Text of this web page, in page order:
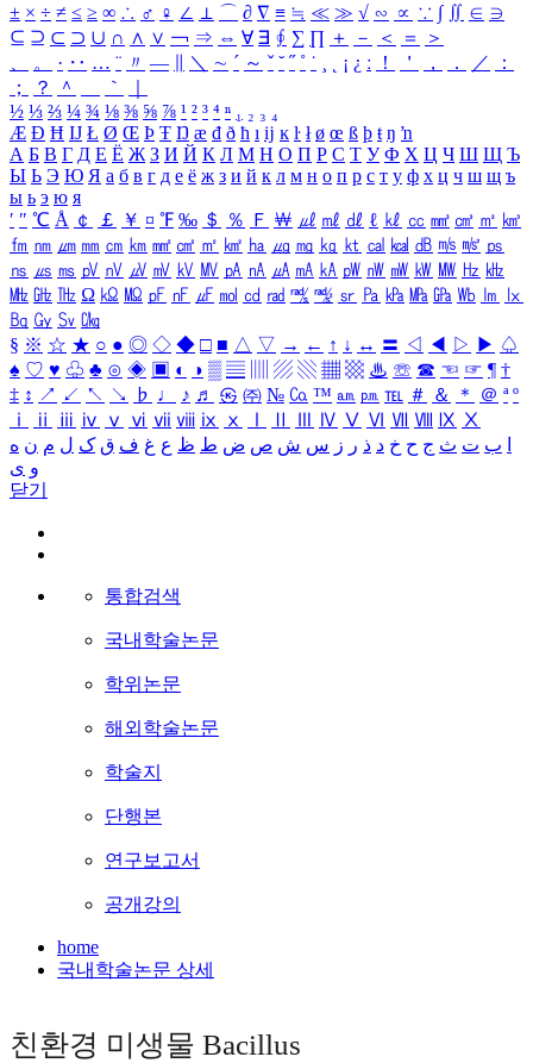
± × ÷ ≠ ≤ ≥ ∞ ∴ ♂ ♀ ∠ ⊥ ⌒ ∂ ∇ ≡ ≒ ≪ ≫ √ ∽ ∝ ∵ ∫ ∬ ∈ ∋
⊆ ⊇ ⊂ ⊃ ∪ ∩ ∧ ∨ ￢ ⇒ ⇔ ∀ ∃ ∮ ∑ ∏ ＋ － ＜ ＝
＞
、
。 · ‥ … ¨ 〃 ― ＼ ∼ ´ ～ ˇ ˘ ˝ ˚ ˙ ¸ ¡ ¿ ː ！ ＇ ， ． ／
：
；
？ ＾ ｀
½ ⅓ ⅔ ¼ ¾ ⅛ ⅜ ⅝ ⅞ ¹ ² ³ ⁴ ⁿ ₁ ₂ ₃ ₄
Æ Ð Ħ Ĳ Ł Ø Œ Þ Ŧ Ŋ æ đ ð ħ ı ĳ ĸ ŀ ł ø œ ß þ ŧ ŋ ŉ
А Б В Г Д Е Ё Ж З И Й К Л М Н О П Р С Т У Ф Х Ц Ч Ш Щ Ъ
Ы Ь Э Ю Я а б в г д е ё ж з и й к л м н о п р с т у ф х ц ч ш щ ъ
ы ь э ю я
′ ″ ℃ Å ￠ ￡ ￥ ¤ ℉ ‰ ＄ ％ Ｆ ￦ ㎕ ㎖ ㎗ ℓ ㎘ ㏄ ㎣ ㎤ ㎥ ㎦
㎙ ㎚ ㎛ ㎜ ㎝ ㎞ ㎟ ㎠ ㎡ ㎢ ㏊ ㎍ ㎎ ㎏ ㏏ ㎈ ㎉ ㏈ ㎧ ㎨ ㎰
㎱ ㎲ ㎳ ㎴ ㎵ ㎶ ㎷ ㎸ ㎹ ㎀ ㎁ ㎂ ㎃ ㎄ ㎺ ㎻ ㎽ ㎾ ㎿ ㎐ ㎑
㎒ ㎓ ㎔ Ω ㏀ ㏁ ㎊ ㎋ ㎌ ㏖ ㏅ ㎭ ㎮ ㎯ ㏛ ㎩ ㎪ ㎫ ㎬ ㏝ ㏐
㏓
㏃ ㏉ ㏜ ㏆
§ ※ ☆ ★ ○ ● ◎ ◇ ◆ □ ■ △ ▽ → ← ↑ ↓ ↔ 〓 ◁ ◀ ▷ ▶ ♤
♠ ♡ ♥ ♧ ♣ ⊙ ◈ ▣ ◐ ◑ ▒ ▤ ▨ ▧ ▦ ▩ ♨ ☏ ☎ ☜ ☞ ¶ †
‡ ↕ ↗ ↙ ↖ ↘ ♭ ♩ ♪ ♬ ㉿ ㈜ № ㏇ ™ ㏂ ㏘ ℡ ＃ ＆ ＊ ＠ ª º
ⅰ
ⅱ ⅲ ⅳ ⅴ ⅵ ⅶ ⅷ ⅸ ⅹ Ⅳ Ⅴ Ⅵ Ⅶ Ⅷ Ⅸ Ⅹ
ب ت ث ج ح خ د ذ ر ز س ش ص ض ط ظ ع غ ف ق ک ل م ن ه
و ی
닫기
통합검색
국내학술논문
학위논문
해외학술논문
학술지
단행본
연구보고서
공개강의
home
국내학술논문 상세
친환경 미생물 Bacillus